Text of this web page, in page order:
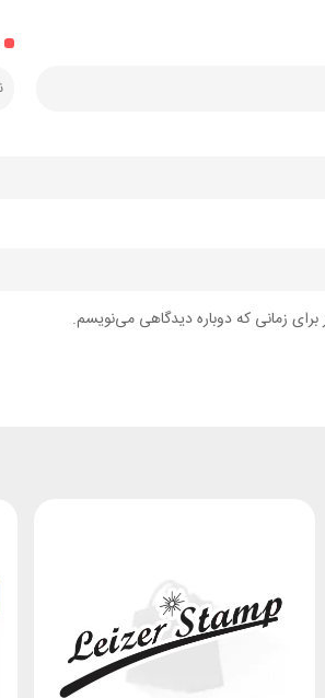
زمانی که دوباره دیدگاهی می‌نویسم.